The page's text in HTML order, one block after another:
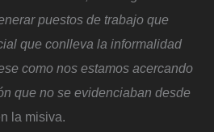
puestos de trabajo que
que conlleva la informalidad
como nos estamos acercando
que no se evidenciaban desde
la misiva.